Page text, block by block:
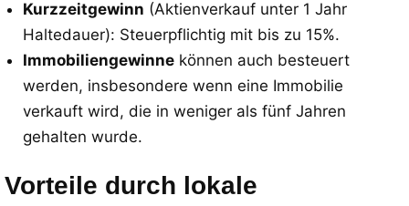
Kurzzeitgewinn (Aktienverkauf unter 1 Jahr
Haltedauer): Steuerpflichtig mit bis zu 15%.
Immobiliengewinne können auch besteuert
werden, insbesondere wenn eine Immobilie
verkauft wird, die in weniger als fünf Jahren
gehalten wurde.
Vorteile durch lokale